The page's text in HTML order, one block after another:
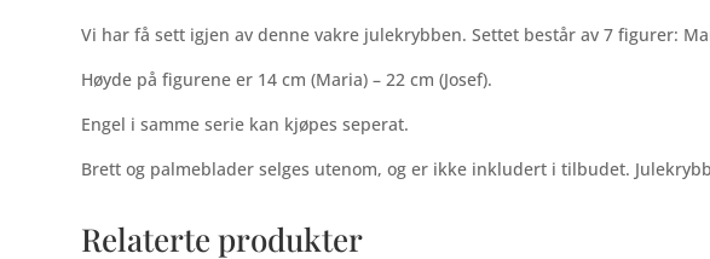
Vi har få sett igjen av denne vakre julekrybben. Settet består av 7 figurer:
Høyde på figurene er 14 cm (Maria) – 22 cm (Josef).
Engel i samme serie kan kjøpes seperat.
Brett og palmeblader selges utenom, og er ikke inkludert i tilbudet.
Relaterte produkter